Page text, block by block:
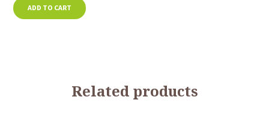
ADD TO CART
Related products